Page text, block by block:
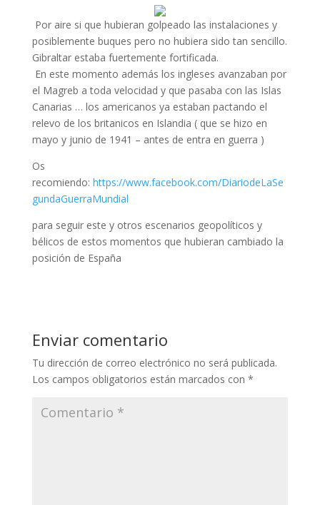
Por aire si que hubieran golpeado las instalaciones y
posiblemente buques pero no hubiera sido tan sencillo.
Gibraltar estaba fuertemente fortificada.
En este momento además los ingleses avanzaban por
el Magreb a toda velocidad y que pasaba con las Islas
Canarias … los americanos ya estaban pactando el
relevo de los britanicos en Islandia ( que se hizo en
mayo y junio de 1941 – antes de entra en guerra )
Os
recomiendo: https://www.facebook.com/DiariodeLaSe
gundaGuerraMundial
para seguir este y otros escenarios geopolíticos y
bélicos de estos momentos que hubieran cambiado la
posición de España
Enviar comentario
Tu dirección de correo electrónico no será publicada.
Los campos obligatorios están marcados con *